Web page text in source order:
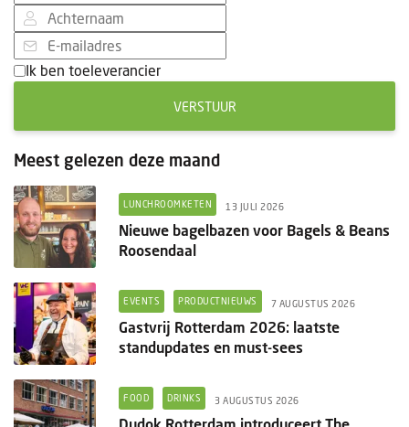
Ik ben toeleverancier
VERSTUUR
Meest gelezen deze maand
LUNCHROOMKETEN 13 JULI 2026
Nieuwe bagelbazen voor Bagels & Beans
Roosendaal
EVENTS PRODUCTNIEUWS 7 AUGUSTUS 2026
Gastvrij Rotterdam 2026: laatste
standupdates en must-sees
FOOD DRINKS 3 AUGUSTUS 2026